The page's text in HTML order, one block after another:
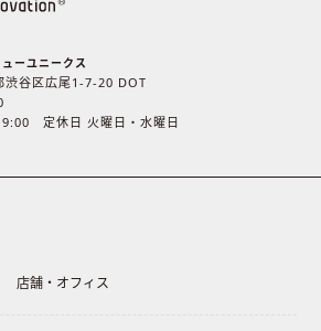
ーユニークス
渋谷区広尾1-7-20 DOT
定休日 火曜日・水曜日
店舗・オフィス